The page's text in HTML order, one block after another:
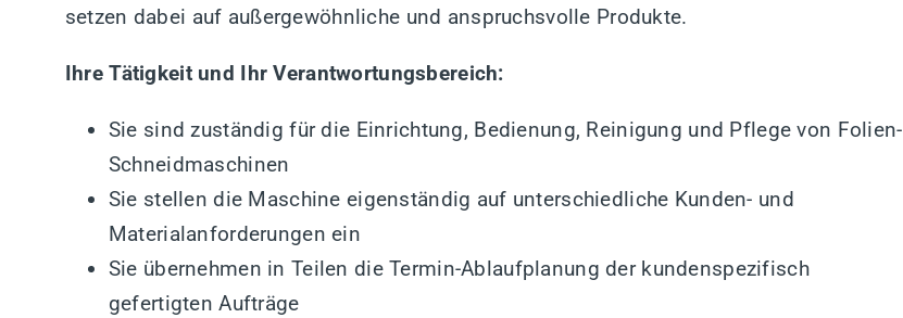
setzen dabei auf außergewöhnliche und anspruchsvolle Produkte.
Ihre Tätigkeit und Ihr Verantwortungsbereich:
Sie sind zuständig für die Einrichtung, Bedienung, Reinigung und Pflege von Folien-
Schneidmaschinen
Sie stellen die Maschine eigenständig auf unterschiedliche Kunden- und
Materialanforderungen ein
Sie übernehmen in Teilen die Termin-Ablaufplanung der kundenspezifisch
gefertigten Aufträge